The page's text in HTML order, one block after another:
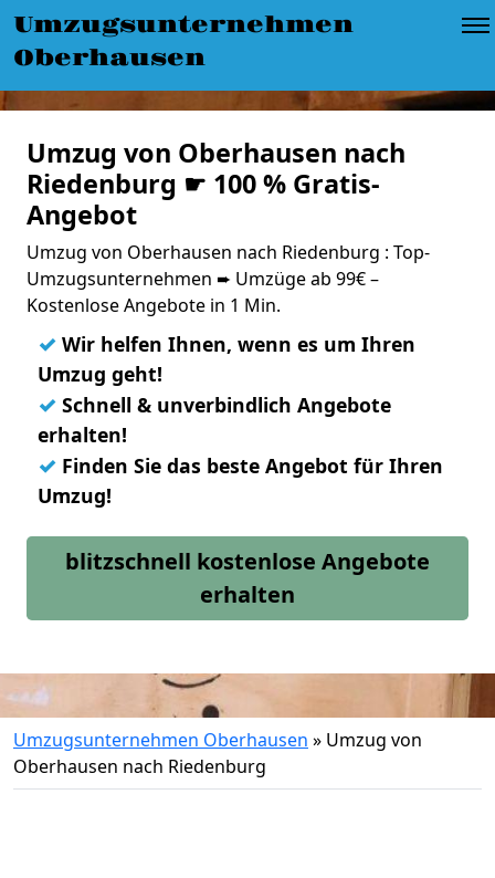
Umzugsunternehmen
Oberhausen
Umzug von Oberhausen nach
Riedenburg ☛ 100 % Gratis-
Angebot
Umzug von Oberhausen nach Riedenburg : Top-
Umzugsunternehmen ➨ Umzüge ab 99€ –
Kostenlose Angebote in 1 Min.
✓ Wir helfen Ihnen, wenn es um Ihren
Umzug geht!
✓ Schnell & unverbindlich Angebote
erhalten!
✓ Finden Sie das beste Angebot für Ihren
Umzug!
blitzschnell kostenlose Angebote
erhalten
Umzugsunternehmen Oberhausen » Umzug von
Oberhausen nach Riedenburg